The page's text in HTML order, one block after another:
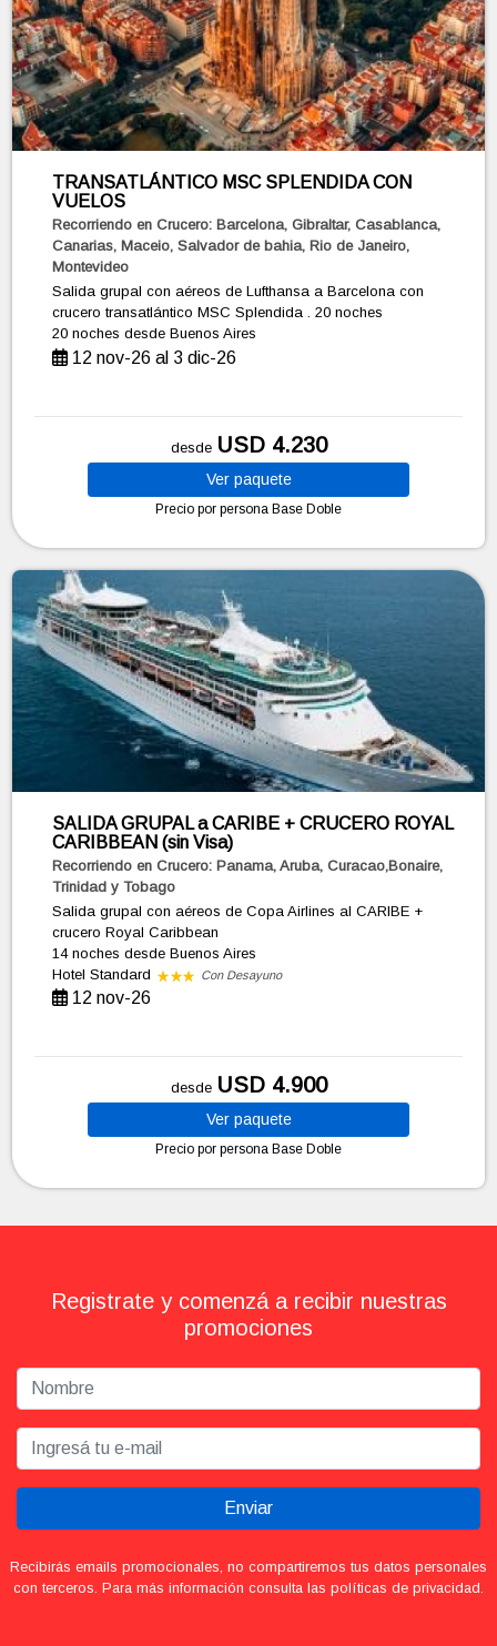
TRANSATLÁNTICO MSC SPLENDIDA CON
VUELOS
Recorriendo en Crucero: Barcelona, Gibraltar, Casablanca,
Canarias, Maceio, Salvador de bahia, Rio de Janeiro,
Montevideo
Salida grupal con aéreos de Lufthansa a Barcelona con
crucero transatlántico MSC Splendida . 20 noches
20 nochesdesde Buenos Aires
12 nov-26 al 3 dic-26
desde USD 4.230
Ver paquete
Precio por persona Base Doble
SALIDA GRUPAL a CARIBE + CRUCERO ROYAL
CARIBBEAN (sin Visa)
Recorriendo en Crucero: Panama, Aruba, Curacao,Bonaire,
Trinidad y Tobago
Salida grupal con aéreos de Copa Airlines al CARIBE +
crucero Royal Caribbean
14 nochesdesde Buenos Aires
Hotel Standard
Con Desayuno
12 nov-26
desde USD 4.900
Ver paquete
Precio por persona Base Doble
Registrate y comenzá a recibir nuestras
promociones
Enviar
Recibirás emails promocionales, no compartiremos tus datos personales
con terceros. Para más información consulta las políticas de privacidad.